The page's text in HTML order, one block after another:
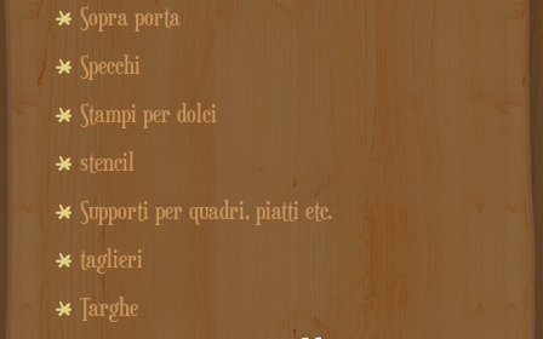
Sopra porta
Specchi
Stampi per dolci
stencil
Supporti per quadri, piatti etc.
taglieri
Targhe